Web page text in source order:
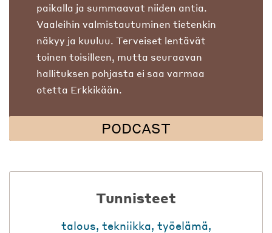
paikalla ja summaavat niiden antia.
Vaaleihin valmistautuminen tietenkin
näkyy ja kuuluu. Terveiset lentävät
toinen toisilleen, mutta seuraavan
hallituksen pohjasta ei saa varmaa
otetta Erkkikään.
PODCAST
Tunnisteet
talous, tekniikka, työelämä,